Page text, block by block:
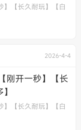
】【长久耐玩】【白
2026-4-4
刚开一秒】【长
】【长久耐玩】【白